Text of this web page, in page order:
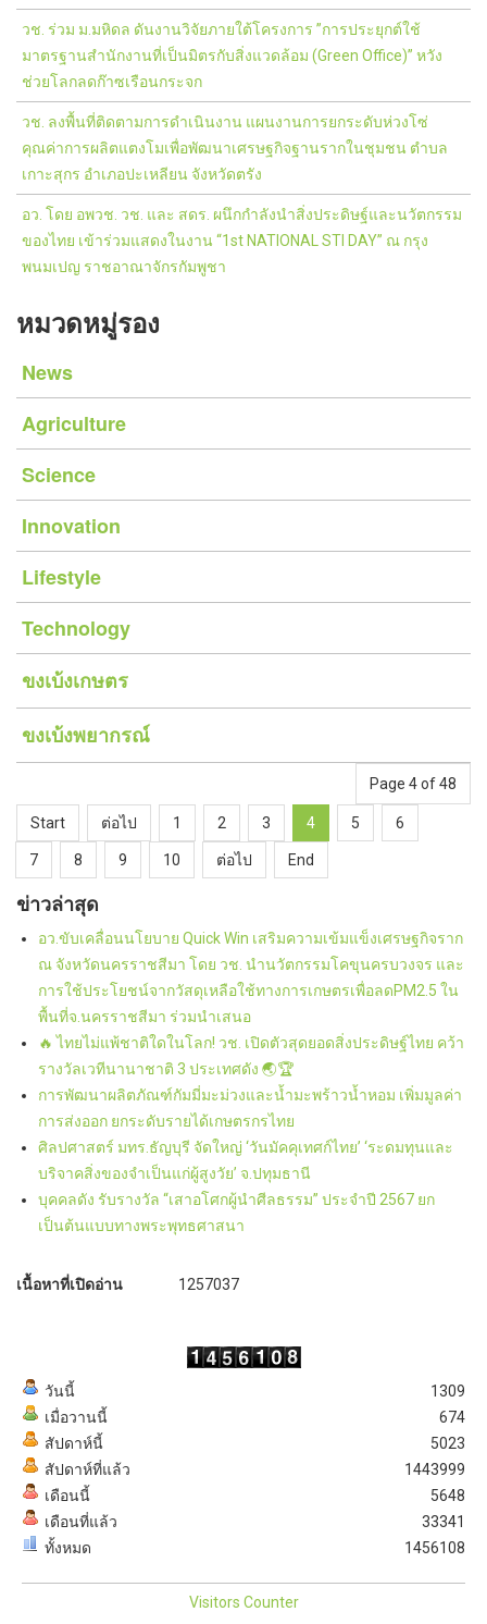
วช. ร่วม ม.มหิดล ดันงานวิจัยภายใต้โครงการ ”การประยุกต์ใช้
มาตรฐานสำนักงานที่เป็นมิตรกับสิ่งแวดล้อม (Green Office)” หวัง
ช่วยโลกลดก๊าซเรือนกระจก
วช. ลงพื้นที่ติดตามการดำเนินงาน แผนงานการยกระดับห่วงโซ่
คุณค่าการผลิตแตงโมเพื่อพัฒนาเศรษฐกิจฐานรากในชุมชน ตำบล
เกาะสุกร อำเภอปะเหลียน จังหวัดตรัง
อว. โดย อพวช. วช. และ สดร. ผนึกกำลังนำสิ่งประดิษฐ์และนวัตกรรม
ของไทย เข้าร่วมแสดงในงาน “1st NATIONAL STI DAY” ณ กรุง
พนมเปญ ราชอาณาจักรกัมพูชา
หมวดหมู่รอง
News
Agriculture
Science
Innovation
Lifestyle
Technology
ขงเบ้งเกษตร
ขงเบ้งพยากรณ์
Page 4 of 48
Start ต่อไป 1 2 3 4 5 6
7 8 9 10 ต่อไป End
ข่าวล่าสุด
อว.ขับเคลื่อนนโยบาย Quick Win เสริมความเข้มแข็งเศรษฐกิจราก
ณ จังหวัดนครราชสีมา โดย วช. นำนวัตกรรมโคขุนครบวงจร และ
การใช้ประโยชน์จากวัสดุเหลือใช้ทางการเกษตรเพื่อลดPM2.5 ใน
พื้นที่จ.นครราชสีมา ร่วมนำเสนอ
🔥 ไทยไม่แพ้ชาติใดในโลก! วช. เปิดตัวสุดยอดสิ่งประดิษฐ์ไทย คว้า
รางวัลเวทีนานาชาติ 3 ประเทศดัง 🌏🏆
การพัฒนาผลิตภัณฑ์กัมมี่มะม่วงและน้ำมะพร้าวน้ำหอม เพิ่มมูลค่า
การส่งออก ยกระดับรายได้เกษตรกรไทย
ศิลปศาสตร์ มทร.ธัญบุรี จัดใหญ่ ‘วันมัคคุเทศก์ไทย’ ‘ระดมทุนและ
บริจาคสิ่งของจำเป็นแก่ผู้สูงวัย’ จ.ปทุมธานี
บุคคลดัง รับรางวัล “เสาอโศกผู้นำศีลธรรม” ประจำปี 2567 ยก
เป็นต้นแบบทางพระพุทธศาสนา
เนื้อหาที่เปิดอ่าน 1257037
วันนี้
เมื่อวานนี้
สัปดาห์นี้
สัปดาห์ที่แล้ว
เดือนนี้
เดือนที่แล้ว
ทั้งหมด
1309
674
5023
1443999
5648
33341
1456108
Visitors Counter